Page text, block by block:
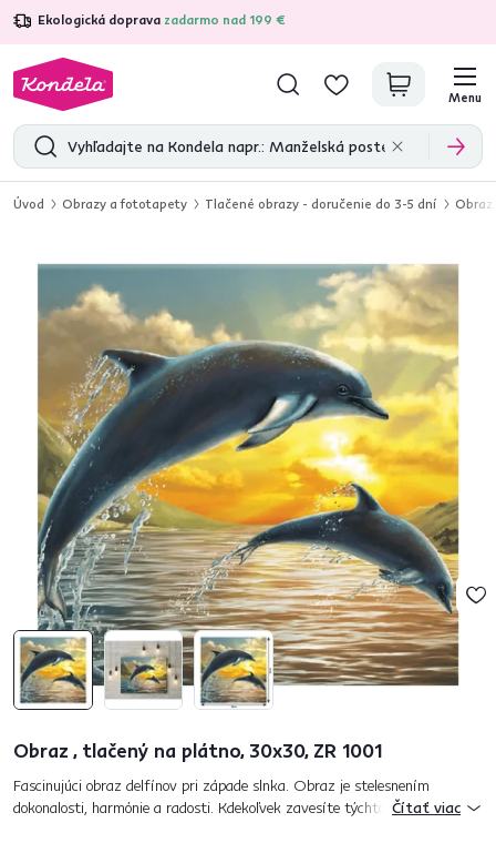
Ekologická doprava zadarmo nad 199 €
4,7 31 333overených produktových recenzií
Menu
Úvod Obrazy a fototapety Tlačené obrazy - doručenie do 3-5 dní
Obraz , tlačený na plátno, 30x30, ZR 1001
Fascinujúci obraz delfínov pri západe slnka. Obraz je stelesnením
dokonalosti, harmónie a radosti. Kdekoľvek zavesíte týchto krásnych
Čítať viac